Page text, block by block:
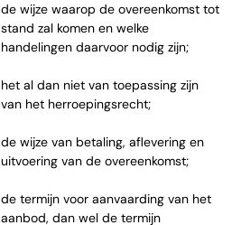
de wijze waarop de overeenkomst tot
stand zal komen en welke
handelingen daarvoor nodig zijn;
het al dan niet van toepassing zijn
van het herroepingsrecht;
de wijze van betaling, aflevering en
uitvoering van de overeenkomst;
de termijn voor aanvaarding van het
aanbod, dan wel de termijn